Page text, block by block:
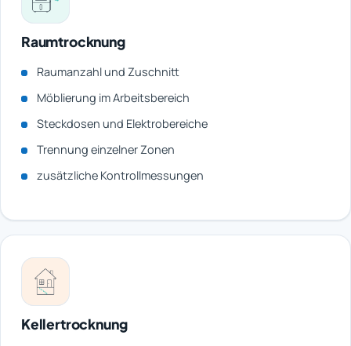
Raumtrocknung
Raumanzahl und Zuschnitt
Möblierung im Arbeitsbereich
Steckdosen und Elektrobereiche
Trennung einzelner Zonen
zusätzliche Kontrollmessungen
Kellertrocknung